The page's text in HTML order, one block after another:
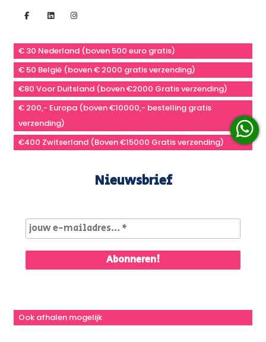
€ 30 Nederland (boven 500 euro gratis)
€ 50 België (boven € 2000 gratis verzending)
€80 Voor Duitsland (boven €2000 Gratis verzending)
€ 200,- Europa (boven €10000,- bestelling gratis
verzending)
€400 Zwitserland (Boven €15000 Gratis verzending)
Nieuwsbrief
Ook afhalen mogelijk